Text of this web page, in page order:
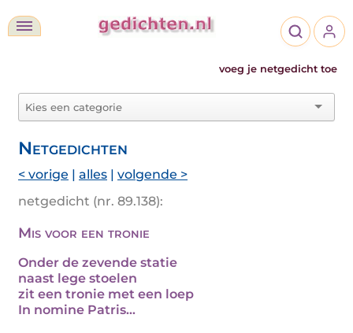
voeg je netgedicht toe
Netgedichten
< vorige | alles | volgende >
netgedicht (nr. 89.138):
Mis voor een tronie
Onder de zevende statie
naast lege stoelen
zit een tronie met een loep
In nomine Patris…